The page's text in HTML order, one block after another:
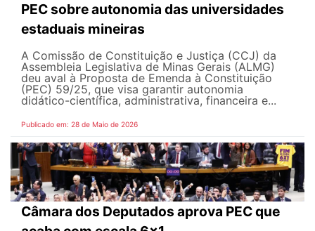
PEC sobre autonomia das universidades
estaduais mineiras
A Comissão de Constituição e Justiça (CCJ) da
Assembleia Legislativa de Minas Gerais (ALMG)
deu aval à Proposta de Emenda à Constituição
(PEC) 59/25, que visa garantir autonomia
didático-científica, administrativa, financeira e...
Publicado em: 28 de Maio de 2026
Câmara dos Deputados aprova PEC que